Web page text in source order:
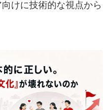
けに技術的な視点から